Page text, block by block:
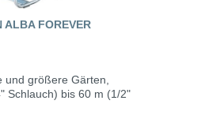
ALBA FOREVER
größere Gärten,
Schlauch) bis 60 m (1/2"